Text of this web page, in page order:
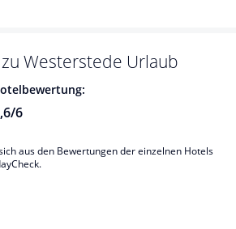
Westerstede Urlaub
/6
aus den Bewertungen der einzelnen Hotels